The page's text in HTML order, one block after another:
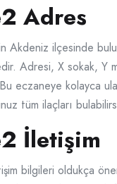
Adres
Akdeniz ilçesinde
Adresi, X sokak, Y
eczaneye kolayca
tüm ilaçları
İletişim
bilgileri oldukça